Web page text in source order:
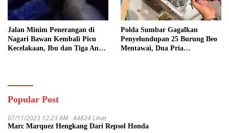
Jalan Minim Penerangan di
Nagari Bawan Kembali Picu
Kecelakaan, Ibu dan Tiga Anak
Polda Sumbar Gagalkan
Penyelundupan 25 Burung Beo
Mentawai, Dua Pria
Popular Post
07/11/2023 12:23 AM 44824 Lihat
Marc Marquez Hengkang Dari Repsol Honda